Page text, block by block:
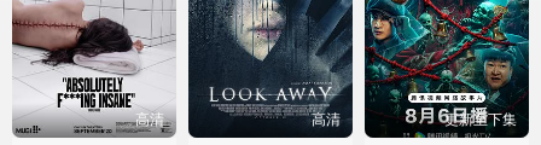
高清 高清 更新至下集